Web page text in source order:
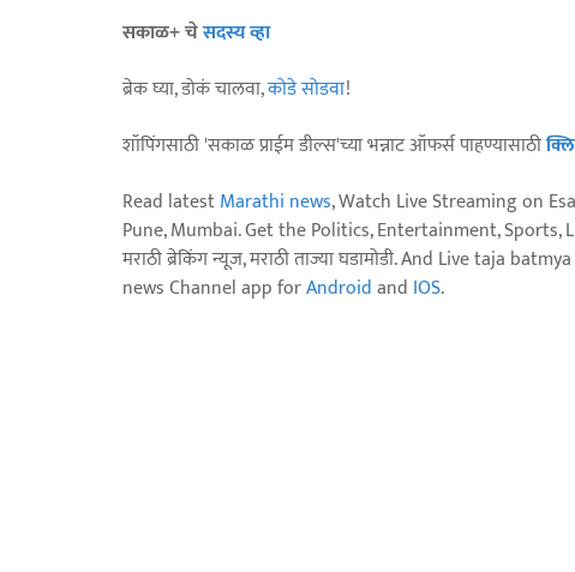
सकाळ+ चेसदस्य व्हा
ब्रेक घ्या, डोकं चालवा,कोडे सोडवा!
शॉपिंगसाठी 'सकाळ प्राईम डील्स'च्या भन्नाट ऑफर्स पाहण्यासाठी
Read latestMarathi news, Watch Live Streaming on
Pune, Mumbai. Get the Politics, Entertainment, Sports,
मराठी ब्रेकिंग न्यूज, मराठी ताज्या घडामोडी. And Live taja
news Channel app forAndroidand IOS.